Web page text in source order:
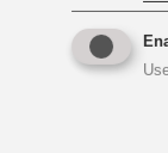
3-geschossiger